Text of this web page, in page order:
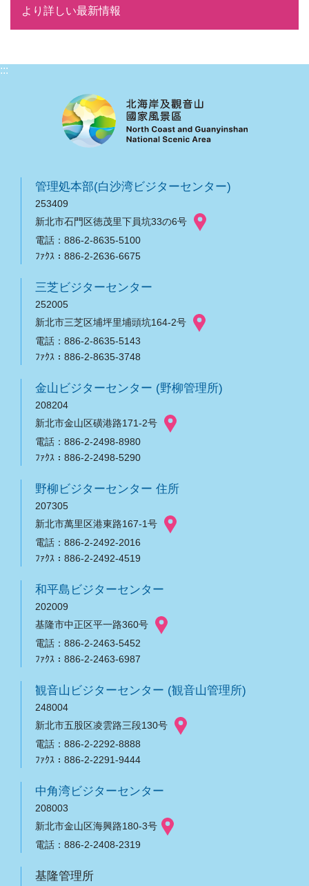
際競争力を向上
より詳しい最新情報
:::
管理処本部(白沙湾ビジターセンター)
253409
新北市石門区徳茂里下員坑33の6号
電話：886-2-8635-5100
ﾌｧｸｽ：886-2-2636-6675
三芝ビジターセンター
252005
新北市三芝区埔坪里埔頭坑164-2号
電話：886-2-8635-5143
ﾌｧｸｽ：886-2-8635-3748
金山ビジターセンター (野柳管理所)
208204
新北市金山区磺港路171-2号
電話：886-2-2498-8980
ﾌｧｸｽ：886-2-2498-5290
野柳ビジターセンター 住所
207305
新北市萬里区港東路167-1号
電話：886-2-2492-2016
ﾌｧｸｽ：886-2-2492-4519
和平島ビジターセンター
202009
基隆市中正区平一路360号
電話：886-2-2463-5452
ﾌｧｸｽ：886-2-2463-6987
観音山ビジターセンター (観音山管理所)
248004
新北市五股区凌雲路三段130号
電話：886-2-2292-8888
ﾌｧｸｽ：886-2-2291-9444
中角湾ビジターセンター
208003
新北市金山区海興路180-3号
電話：886-2-2408-2319
基隆管理所